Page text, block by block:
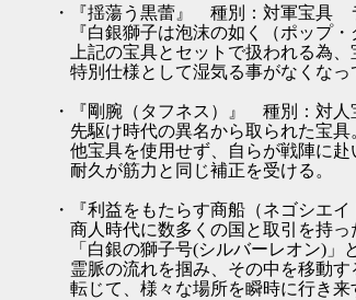
・『揺蕩う黒蕾』 種別：対軍宝具
『白銀獅子は泡沫の如く（ポップ・
上記の宝具とセットで扱われる為、
特別仕様として湿気る事がなくなっ
・『剛腕（タフネス）』 種別：対
先駆け時代の異名から取られた宝具
他宝具を使用せず、自らが戦陣に赴
耐久が筋力と同じ補正を受ける。
・『利益をもたらす商船（ネゴシ
商人時代に数多くの国と取引を持っ
「白銀の獅子号(シルバーレオン)」
霊脈の流れを掴み、その中を移動す
転じて、様々な場所を瞬時に行き来